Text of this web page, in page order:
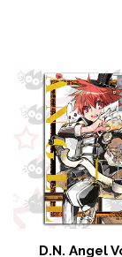
D.N. Angel